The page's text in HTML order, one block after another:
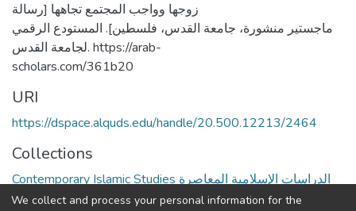
زوجها وواجب المجتمع تجاهها [رسالة
ماجستير منشورة، جامعة القدس، فلسطين]. المستودع الرقمي
لجامعة القدس. https://arab-
scholars.com/361b20
URI
https://dspace.alquds.edu/handle/20.500.12213/2464
Collections
Contemporary Islamic Studies الدراسات الإسلامية المعاصرة
We collect and process your personal information for the